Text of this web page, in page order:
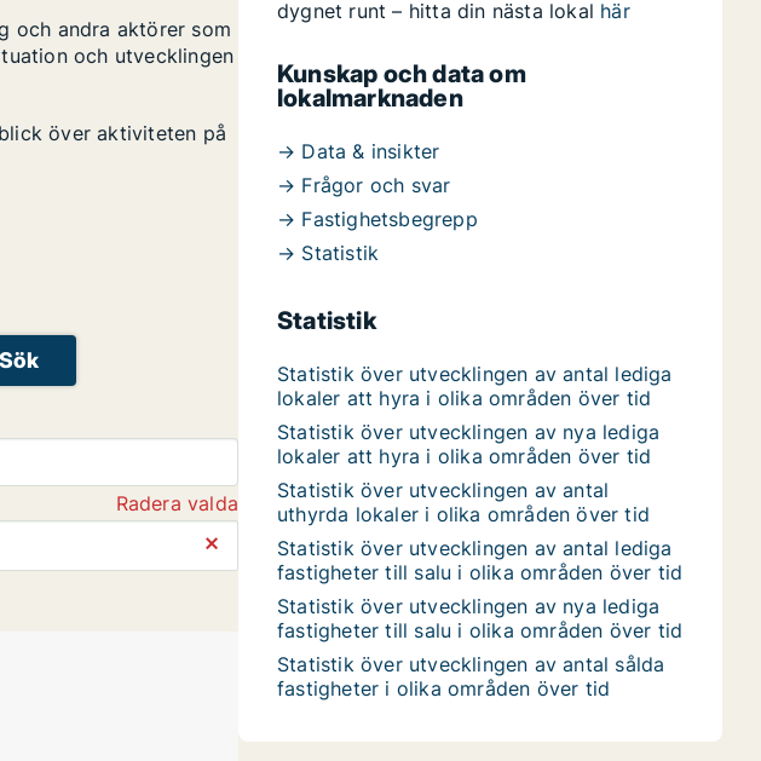
och andra aktörer som
och utvecklingen
över aktiviteten på
Sök
Radera valda
⨯
dygnet runt – hitta din nästa lokal här
Kunskap och data om
lokalmarknaden
→ Data & insikter
→ Frågor och svar
→ Fastighetsbegrepp
→ Statistik
Statistik
Statistik över utvecklingen av antal lediga
lokaler att hyra i olika områden över tid
Statistik över utvecklingen av nya lediga
lokaler att hyra i olika områden över tid
Statistik över utvecklingen av antal
uthyrda lokaler i olika områden över tid
Statistik över utvecklingen av antal lediga
fastigheter till salu i olika områden över tid
Statistik över utvecklingen av nya lediga
fastigheter till salu i olika områden över tid
Statistik över utvecklingen av antal sålda
fastigheter i olika områden över tid